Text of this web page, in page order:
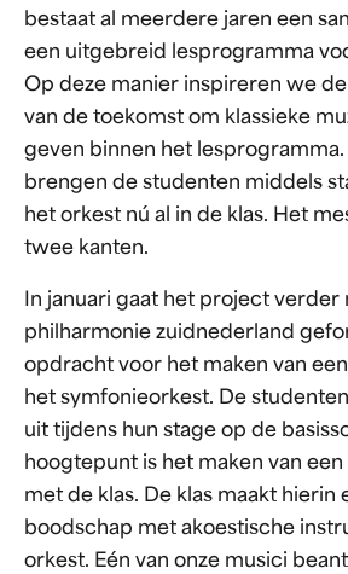
bestaat al meerdere jaren een
een uitgebreid lesprogramma
Op deze manier inspireren we
van de toekomst om klassieke
geven binnen het lesprogramma.
brengen de studenten middels
het orkest nú al in de klas. Het
twee kanten.
In januari gaat het project verder
philharmonie zuidnederland
opdracht voor het maken van
het symfonieorkest. De
uit tijdens hun stage op de
hoogtepunt is het maken van
met de klas. De klas maakt hierin
boodschap met akoestische
orkest. Eén van onze musici